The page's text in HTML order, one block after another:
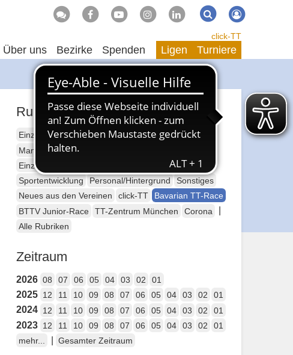
Suche Suchen
Über uns Bezirke Spenden
click-TT
Ligen Turniere
Rubriken
Einzelsport Erwachsene
Mannschaftssport Erwachsene
Einzelsport Jugend
Mannschaftssport Jugend
Sportentwicklung
Personal/Hintergrund
Sonstiges
Neues aus den Vereinen
click-TT
Bavarian TT-Race
BTTV Junior-Race
TT-Zentrum München Corona
Alle Rubriken
Zeitraum
2026 08 07 06 05 04 03 02 01
2025 12 11 10 09 08 07 06 05 04 03 02 01
2024 12 11 10 09 08 07 06 05 04 03 02 01
2023 12 11 10 09 08 07 06 05 04 03 02
01
mehr...
Gesamter Zeitraum